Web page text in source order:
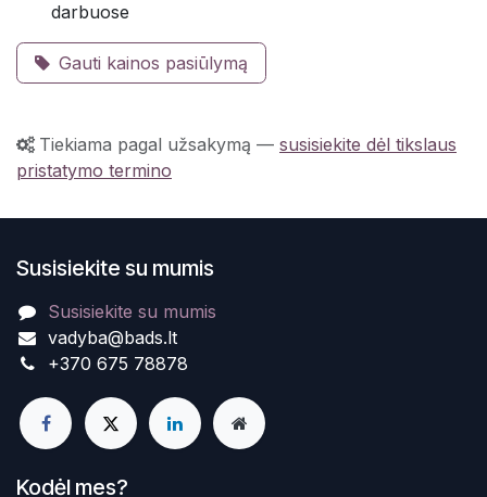
darbuose
Gauti kainos pasiūlymą
Tiekiama pagal užsakymą — susisiekite dėl tikslaus
pristatymo termino
Susisiekite su mumis
Susisiekite su mumis
vadyba@bads.lt
+370 675 78878
Kodėl mes?